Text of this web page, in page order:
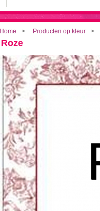
Home Producten op kleur
Roze